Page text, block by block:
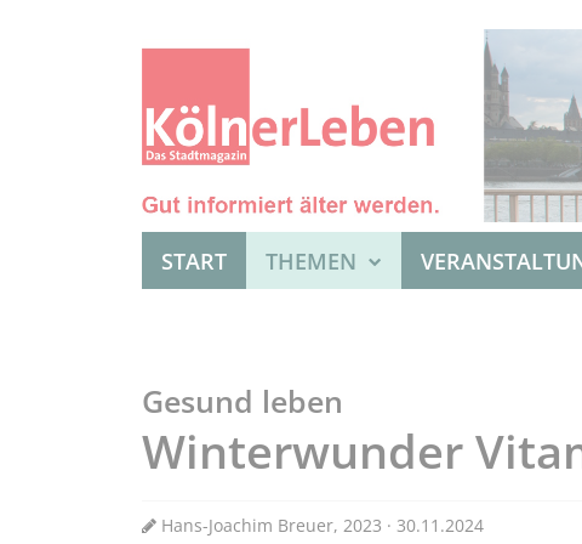
START THEMEN
Gesund leben
Winterwunder
Hans-Joachim Breuer, 2023 · 30.11.2024